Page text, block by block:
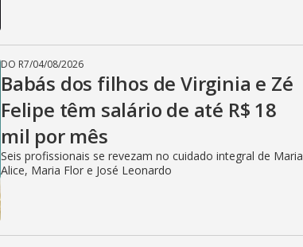
DO R7/04/08/2026
Babás dos filhos de Virginia e Zé
Felipe têm salário de até R$ 18
mil por mês
Seis profissionais se revezam no cuidado integral de Maria
Alice, Maria Flor e José Leonardo